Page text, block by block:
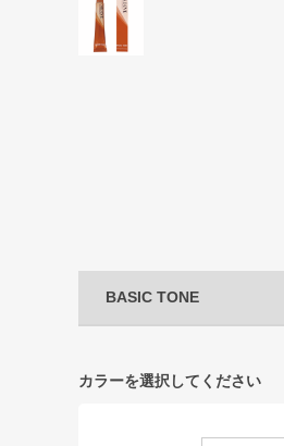
BASIC TONE
カラーを選択してください